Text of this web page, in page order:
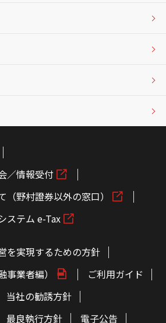
／情報受付
（野村證券以外の窓口）
ステム e-Tax
を実現するための方針
業者編）
ご利用ガイド
当社の勧誘方針
最良執行方針
電子公告